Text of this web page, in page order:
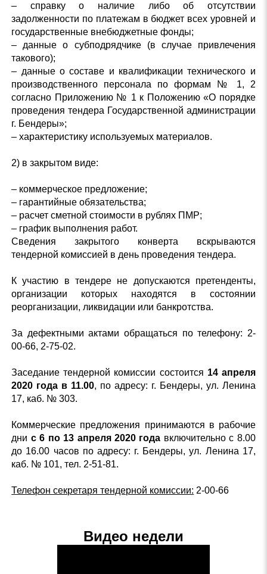
– справку о наличие либо об отсутствии
задолженности по платежам в бюджет всех уровней и
государственные внебюджетные фонды;
– данные о субподрядчике (в случае привлечения
такового);
– данные о составе и квалификации технического и
производственного персонала по формам № 1, 2
согласно Приложению № 1 к Положению «О порядке
проведения тендера Государственной администрации
г. Бендеры»;
– характеристику используемых материалов.
2) в закрытом виде:
– коммерческое предложение;
– гарантийные обязательства;
– расчет сметной стоимости в рублях ПМР;
– график выполнения работ.
Сведения закрытого конверта вскрываются
тендерной комиссией в день проведения тендера.
К участию в тендере не допускаются претенденты,
организации которых находятся в состоянии
реорганизации, ликвидации или банкротства.
За дефектными актами обращаться по телефону: 2-
00-66, 2-75-02.
Заседание тендерной комиссии состоится 14 апреля
2020 года в 11.00, по адресу: г. Бендеры, ул. Ленина
17, каб. № 303.
Коммерческие предложения принимаются в рабочие
дни с 6 по 13 апреля 2020 года включительно с 8.00
до 16.00 часов по адресу: г. Бендеры, ул. Ленина 17,
каб. № 101, тел. 2-51-81.
Телефон секретаря тендерной комиссии: 2-00-66
Видео недели